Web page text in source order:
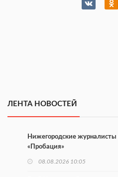
ЛЕНТА НОВОСТЕЙ
Нижегородские журналисты
«Пробация»
08.08.2026 10:05